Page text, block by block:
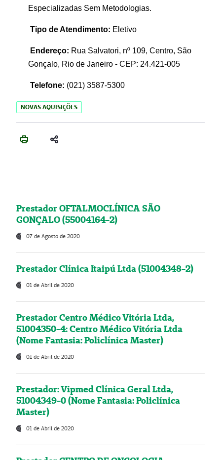
Especializadas Sem Metodologias.
Tipo de Atendimento: Eletivo
Endereço: Rua Salvatori, nº 109, Centro, São
Gonçalo, Rio de Janeiro - CEP: 24.421-005
Telefone: (021) 3587-5300
NOVAS AQUISIÇÕES
Prestador OFTALMOCLÍNICA SÃO
GONÇALO (55004164-2)
07 de Agosto de 2020
Prestador Clínica Itaipú Ltda (51004348-2)
01 de Abril de 2020
Prestador Centro Médico Vitória Ltda,
51004350-4: Centro Médico Vitória Ltda
(Nome Fantasia: Policlínica Master)
01 de Abril de 2020
Prestador: Vipmed Clínica Geral Ltda,
51004349-0 (Nome Fantasia: Policlínica
Master)
01 de Abril de 2020